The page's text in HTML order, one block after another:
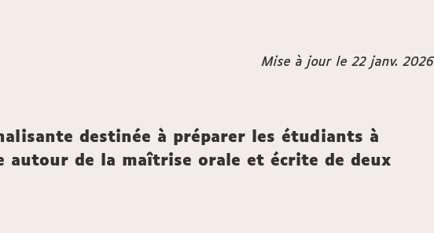
Mise à jour le 22 janv. 2026
destinée à préparer les étudiants à
de la maîtrise orale et écrite de deux